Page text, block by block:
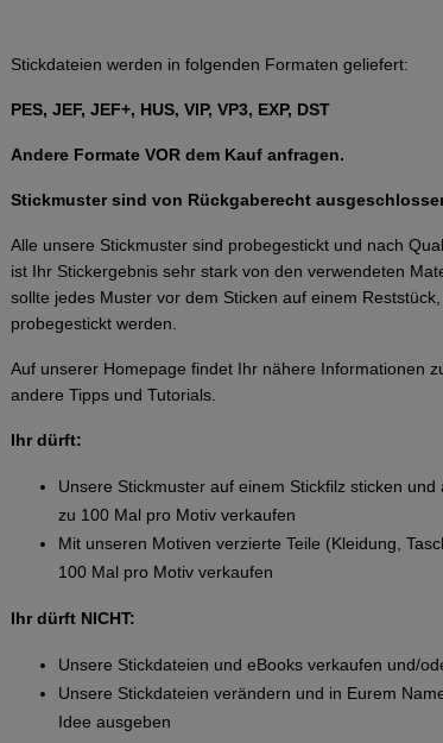
Stickdateien werden in folgenden Formaten geliefert:
PES, JEF, JEF+, HUS, VIP, VP3, EXP, DST
Andere Formate VOR dem Kauf anfragen.
Stickmuster sind von Rückgaberecht
Alle unsere Stickmuster sind probegestickt und nach
ist Ihr Stickergebnis sehr stark von den verwendeten
sollte jedes Muster vor dem Sticken auf einem
probegestickt werden.
Auf unserer Homepage findet Ihr nähere Informationen
andere Tipps und Tutorials.
Ihr dürft:
Unsere Stickmuster auf einem Stickfilz sticken
zu 100 Mal pro Motiv verkaufen
Mit unseren Motiven verzierte Teile (Kleidung,
100 Mal pro Motiv verkaufen
Ihr dürft NICHT:
Unsere Stickdateien und eBooks verkaufen und/
Unsere Stickdateien verändern und in Eurem
Idee ausgeben